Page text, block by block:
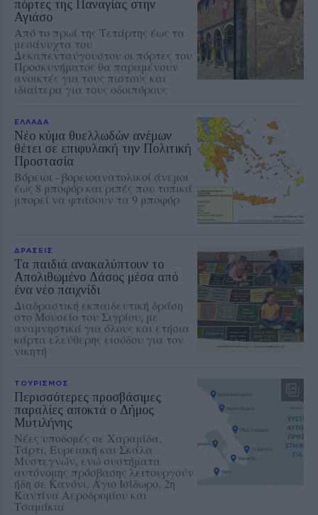
πόρτες της Παναγίας στην
Αγιάσο
Από το πρωί της Τετάρτης έως τα
μεσάνυχτα του
Δεκαπενταύγουστου οι πόρτες του
Προσκυνήματος θα παραμένουν
ανοικτές για τους πιστούς και
ιδιαίτερα για τους οδοιπόρους
ΕΛΛΑΔΑ
Νέο κύμα θυελλωδών ανέμων
θέτει σε επιφυλακή την Πολιτική
Προστασία
Βόρειοι - βορειοανατολικοί άνεμοι
έως 8 μποφόρ και ριπές που τοπικά
μπορεί να φτάσουν τα 9 μποφόρ
ΔΡΑΣΕΙΣ
Τα παιδιά ανακαλύπτουν το
Απολιθωμένο Δάσος μέσα από
ένα νέο παιχνίδι
Διαδραστική εκπαιδευτική δράση
στο Μουσείο του Σιγρίου, με
αναμνηστικά για όλους και ετήσια
κάρτα ελεύθερης εισόδου για τον
νικητή
ΤΟΥΡΙΣΜΟΣ
Περισσότερες προσβάσιμες
παραλίες αποκτά ο Δήμος
Μυτιλήνης
Νέες υποδομές σε Χαραμίδα,
Τάρτι, Ευρειακή και Σκάλα
Μυστεγνών, ενώ συστήματα
αυτόνομης πρόσβασης λειτουργούν
ήδη σε Κανόνι, Άγιο Ισίδωρο, 2η
Καντίνα Αεροδρομίου και
Τσαμάκια